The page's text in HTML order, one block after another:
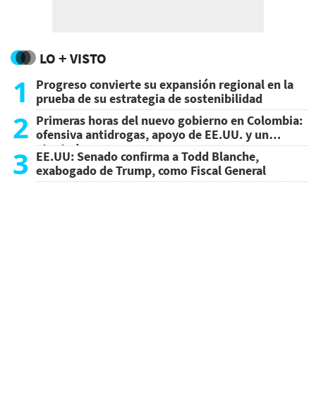
LO + VISTO
1
Progreso convierte su expansión regional en la
prueba de su estrategia de sostenibilidad
2 Primeras horas del nuevo gobierno en Colombia:
ofensiva antidrogas, apoyo de EE.UU. y un
atentado
3 EE.UU: Senado confirma a Todd Blanche,
exabogado de Trump, como Fiscal General